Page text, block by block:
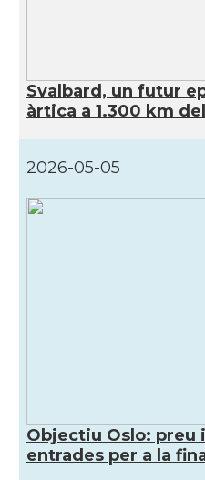
Svalbard, un futur
àrtica a 1.300 km
2026-05-05
Objectiu Oslo: preu
entrades per a la